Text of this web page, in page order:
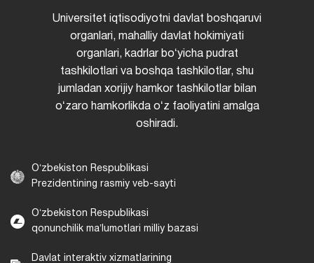
Universitet iqtisodiyotni davlat boshqaruvi
organlari, mahalliy davlat hokimiyati
organlari, kadrlar boʻyicha pudrat
tashkilotlari va boshqa tashkilotlar, shu
jumladan xorijiy hamkor tashkilotlar bilan
oʻzaro hamkorlikda oʻz faoliyatini amalga
oshiradi.
Oʻzbekiston Respublikasi
Prezidentining rasmiy veb-sayti
Oʻzbekiston Respublikasi
qonunchilik maʼlumotlari milliy bazasi
Davlat interaktiv xizmatlarining